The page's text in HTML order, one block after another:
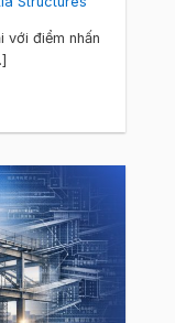
với điểm nhấn